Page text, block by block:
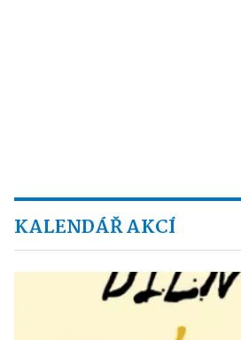
KALENDÁŘ AKCÍ